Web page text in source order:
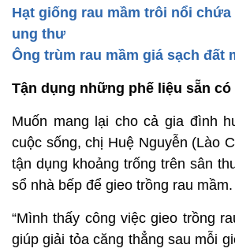
Hạt giống rau mầm trôi nổi chứa
ung thư
Ông trùm rau mầm giá sạch đất
Tận dụng những phế liệu sẵn có
Muốn mang lại cho cả gia đình
cuộc sống, chị Huệ Nguyễn (Lào
tận dụng khoảng trống trên sân
sổ nhà bếp để gieo trồng rau mầm.
“Mình thấy công việc gieo trồng
giúp giải tỏa căng thẳng sau mỗi